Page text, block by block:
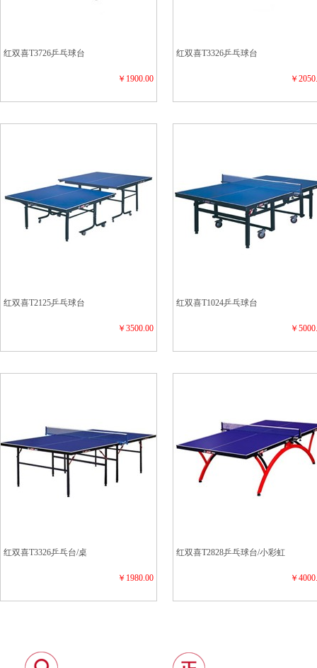
红双喜T3726乒乓球台
￥1900.00
红双喜T3326乒乓球台
￥
红双喜T2125乒乓球台
￥3500.00
红双喜T1024乒乓球台
￥
红双喜T3326乒乓台/桌
￥1980.00
红双喜T2828乒乓球台/小彩虹
￥